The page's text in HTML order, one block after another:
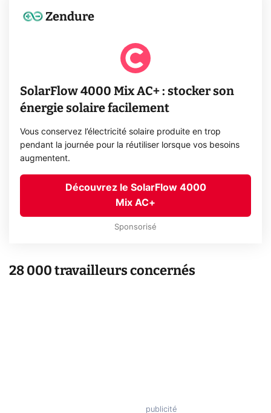
Zendure
SolarFlow 4000 Mix AC+ : stocker son
énergie solaire facilement
Vous conservez l’électricité solaire produite en trop
pendant la journée pour la réutiliser lorsque vos besoins
augmentent.
Découvrez le SolarFlow 4000
Mix AC+
Sponsorisé
28 000 travailleurs concernés